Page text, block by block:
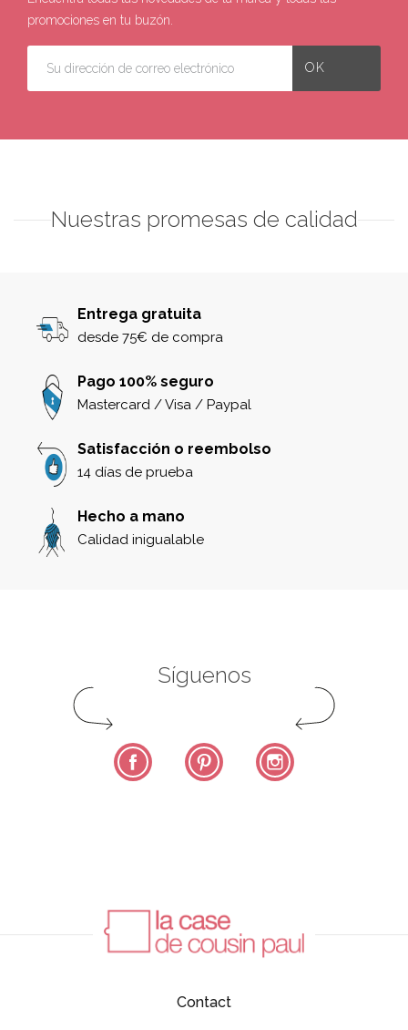
promociones en tu buzón.
Nuestras promesas de calidad
Entrega gratuita
desde 75€ de compra
Pago 100% seguro
Mastercard / Visa / Paypal
Satisfacción o reembolso
14 días de prueba
Hecho a mano
Calidad inigualable
Síguenos
Facebook Pinterest
Contact